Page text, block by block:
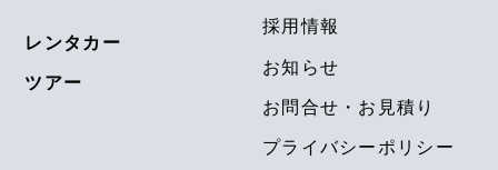
レンタカー
ツアー
採用情報
お知らせ
お問合せ・お見積り
プライバシーポリシー